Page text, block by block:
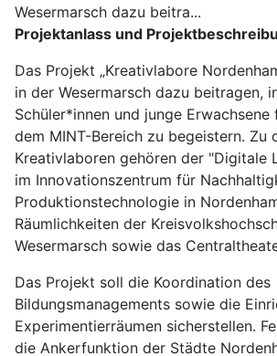
Wesermarsch dazu beitra...
Projektanlass und
Das Projekt „Kreativlabore
in der Wesermarsch dazu beitragen,
Schüler*innen und junge Erwachsene
dem MINT-Bereich zu begeistern. Zu
Kreativlaboren gehören der "Digitale
im Innovationszentrum für
Produktionstechnologie in
Räumlichkeiten der
Wesermarsch sowie das
Das Projekt soll die Koordination des
Bildungsmanagements sowie die
Experimentierräumen sicherstellen.
die Ankerfunktion der Städte